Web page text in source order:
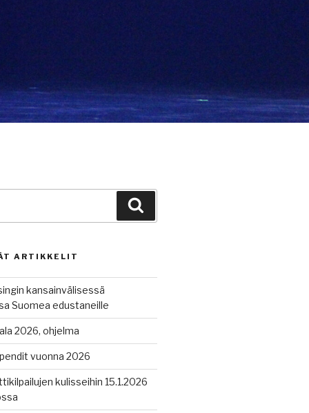
ARTIKKELIT
kansainvälisessä
Suomea edustaneille
2026, ohjelma
vuonna 2026
kulisseihin 15.1.2026